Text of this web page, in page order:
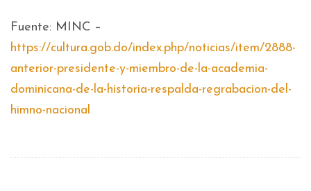
Fuente: MINC –
https://cultura.gob.do/index.php/noticias/item/2888-
anterior-presidente-y-miembro-de-la-academia-
dominicana-de-la-historia-respalda-regrabacion-del-
himno-nacional